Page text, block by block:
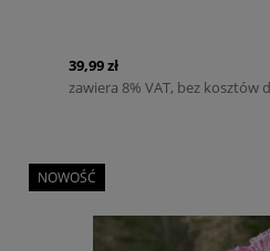
39,99 zł
zawiera 8% VAT, bez kosztów
NOWOŚĆ